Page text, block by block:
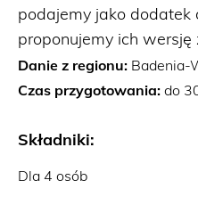
podajemy jako dodatek
proponujemy ich wersję
Danie z regionu: Badenia-
Czas przygotowania: do
Składniki:
Dla 4 osób